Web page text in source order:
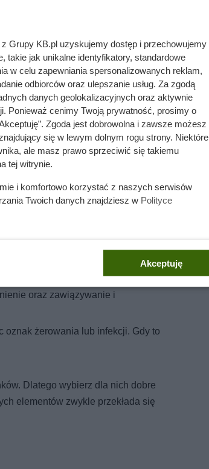
zanim problem odbije się na
przelewaj. Zbyt mokra ziemia
oraz zawiązywanie i
oznak żerowania lub infekcji. Gdy to
Dlatego wybierz dla nich dobre
elementów zwykle przekłada się
Grupy KB.pl uzyskujemy dostęp i przechowujemy
takie jak unikalne identyfikatory, standardowe
w celu zapewniania spersonalizowanych reklam,
odbiorców oraz ulepszanie usług. Za zgodą
danych geolokalizacyjnych oraz aktywnie
Ponieważ cenimy Twoją prywatność, prosimy o
Zgoda jest dobrowolna i zawsze możesz
się w lewym dolnym rogu strony. Niektóre
ale masz prawo sprzeciwić się takiemu
tej witrynie.
i komfortowo korzystać z naszych serwisów
Twoich danych znajdziesz w Polityce
Akceptuję